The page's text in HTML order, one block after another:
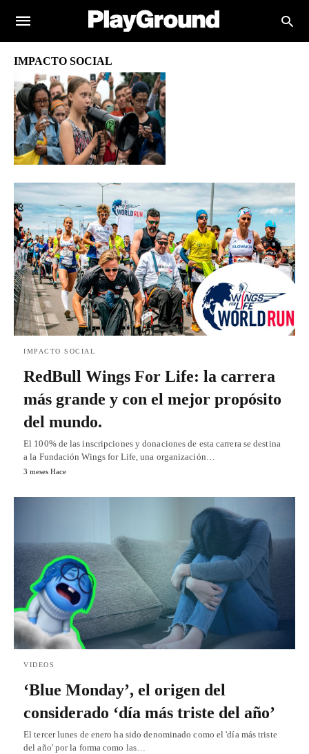
IMPACTO SOCIAL
IMPACTO SOCIAL
RedBull Wings For Life: la carrera
más grande y con el mejor propósito
del mundo.
El 100% de las inscripciones y donaciones de esta carrera se destina
a la Fundación Wings for Life, una organización…
3 meses Hace
VIDEOS
‘Blue Monday’, el origen del
considerado ‘día más triste del año’
El tercer lunes de enero ha sido denominado como el 'día más triste
del año' por la forma como las…